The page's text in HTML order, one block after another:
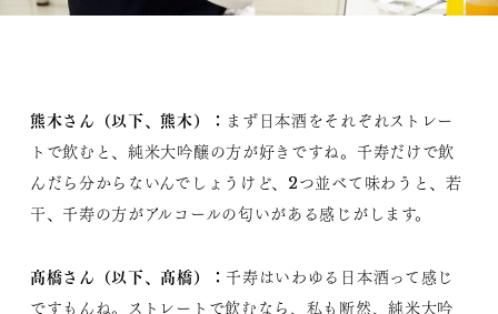
熊木さん（以下、熊木）： まず日本酒をそれぞれストレー
トで飲むと、純米大吟醸の方が好きですね。千寿だけで飲
んだら分からないんでしょうけど、2つ並べて味わうと、若
干、千寿の方がアルコールの匂いがある感じがします。
髙橋さん（以下、髙橋）： 千寿はいわゆる日本酒って感じ
ですもんね。ストレートで飲むなら、私も断然、純米大吟